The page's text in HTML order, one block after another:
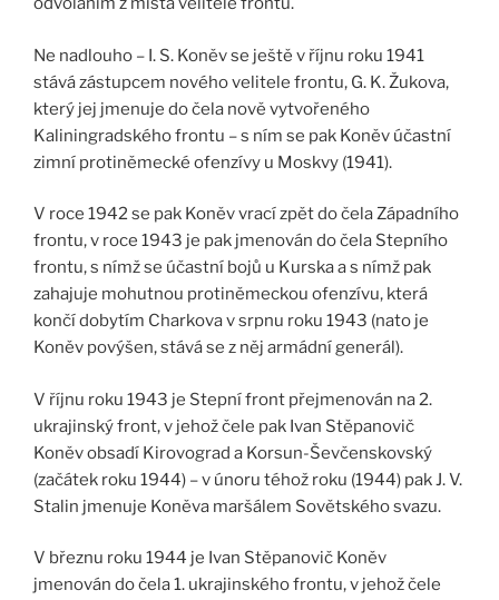
Ne nadlouho – I. S. Koněv se ještě v říjnu roku 1941
stává zástupcem nového velitele frontu, G. K. Žukova,
který jej jmenuje do čela nově vytvořeného
Kaliningradského frontu – s ním se pak Koněv účastní
zimní protiněmecké ofenzívy u Moskvy (1941).
V roce 1942 se pak Koněv vrací zpět do čela Západního
frontu, v roce 1943 je pak jmenován do čela Stepního
frontu, s nímž se účastní bojů u Kurska a s nímž pak
zahajuje mohutnou protiněmeckou ofenzívu, která
končí dobytím Charkova v srpnu roku 1943 (nato je
Koněv povýšen, stává se z něj armádní generál).
V říjnu roku 1943 je Stepní front přejmenován na 2.
ukrajinský front, v jehož čele pak Ivan Stěpanovič
Koněv obsadí Kirovograd a Korsun-Ševčenskovský
(začátek roku 1944) – v únoru téhož roku (1944) pak J. V.
Stalin jmenuje Koněva maršálem Sovětského svazu.
V březnu roku 1944 je Ivan Stěpanovič Koněv
jmenován do čela 1. ukrajinského frontu, v jehož čele